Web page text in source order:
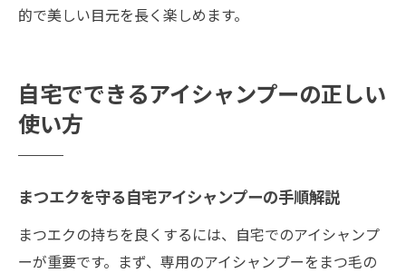
的で美しい目元を長く楽しめます。
自宅でできるアイシャンプーの正しい
使い方
まつエクを守る自宅アイシャンプーの手順解説
まつエクの持ちを良くするには、自宅でのアイシャンプ
ーが重要です。まず、専用のアイシャンプーをまつ毛の